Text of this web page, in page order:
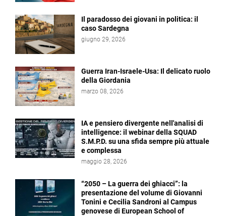
Il paradosso dei giovani in politica: il
caso Sardegna
giugno 29, 2026
Guerra Iran-Israele-Usa: Il delicato ruolo
della Giordania
marzo 08, 2026
IA e pensiero divergente nell'analisi di
intelligence: il webinar della SQUAD
S.M.P.D. su una sfida sempre più attuale
e complessa
maggio 28, 2026
“2050 – La guerra dei ghiacci”: la
presentazione del volume di Giovanni
Tonini e Cecilia Sandroni al Campus
genovese di European School of